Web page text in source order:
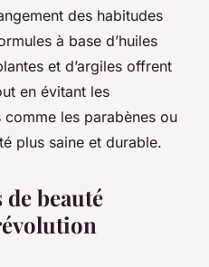
des habitudes
à base d’huiles
et d’argiles offrent
en évitant les
les parabènes ou
plus saine et durable.
beauté